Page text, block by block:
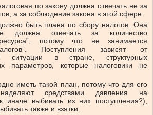
по закону должна отвечать не за
а за соблюдение закона в этой сфере.
быть плана по сбору налогов. Она
отвечать за количество
ресурса”, потому что не занимается
Поступления зависят от
ситуации в стране, структурных
параметров, которые налоговики не
иметь такой план, потому что для его
средствами давления на
иначе выбивать из них поступления?),
также и взятки.